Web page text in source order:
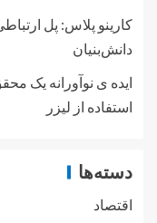
کارینو پلاس: پل
دانش‌بنیان
ایده ی نوآورانه یک
استفاده از لیزر
دسته‌ها
اقتصاد